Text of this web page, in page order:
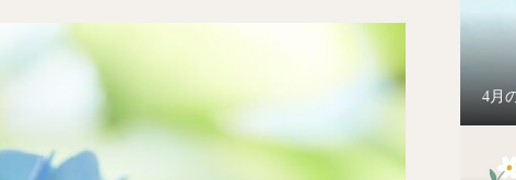
4月